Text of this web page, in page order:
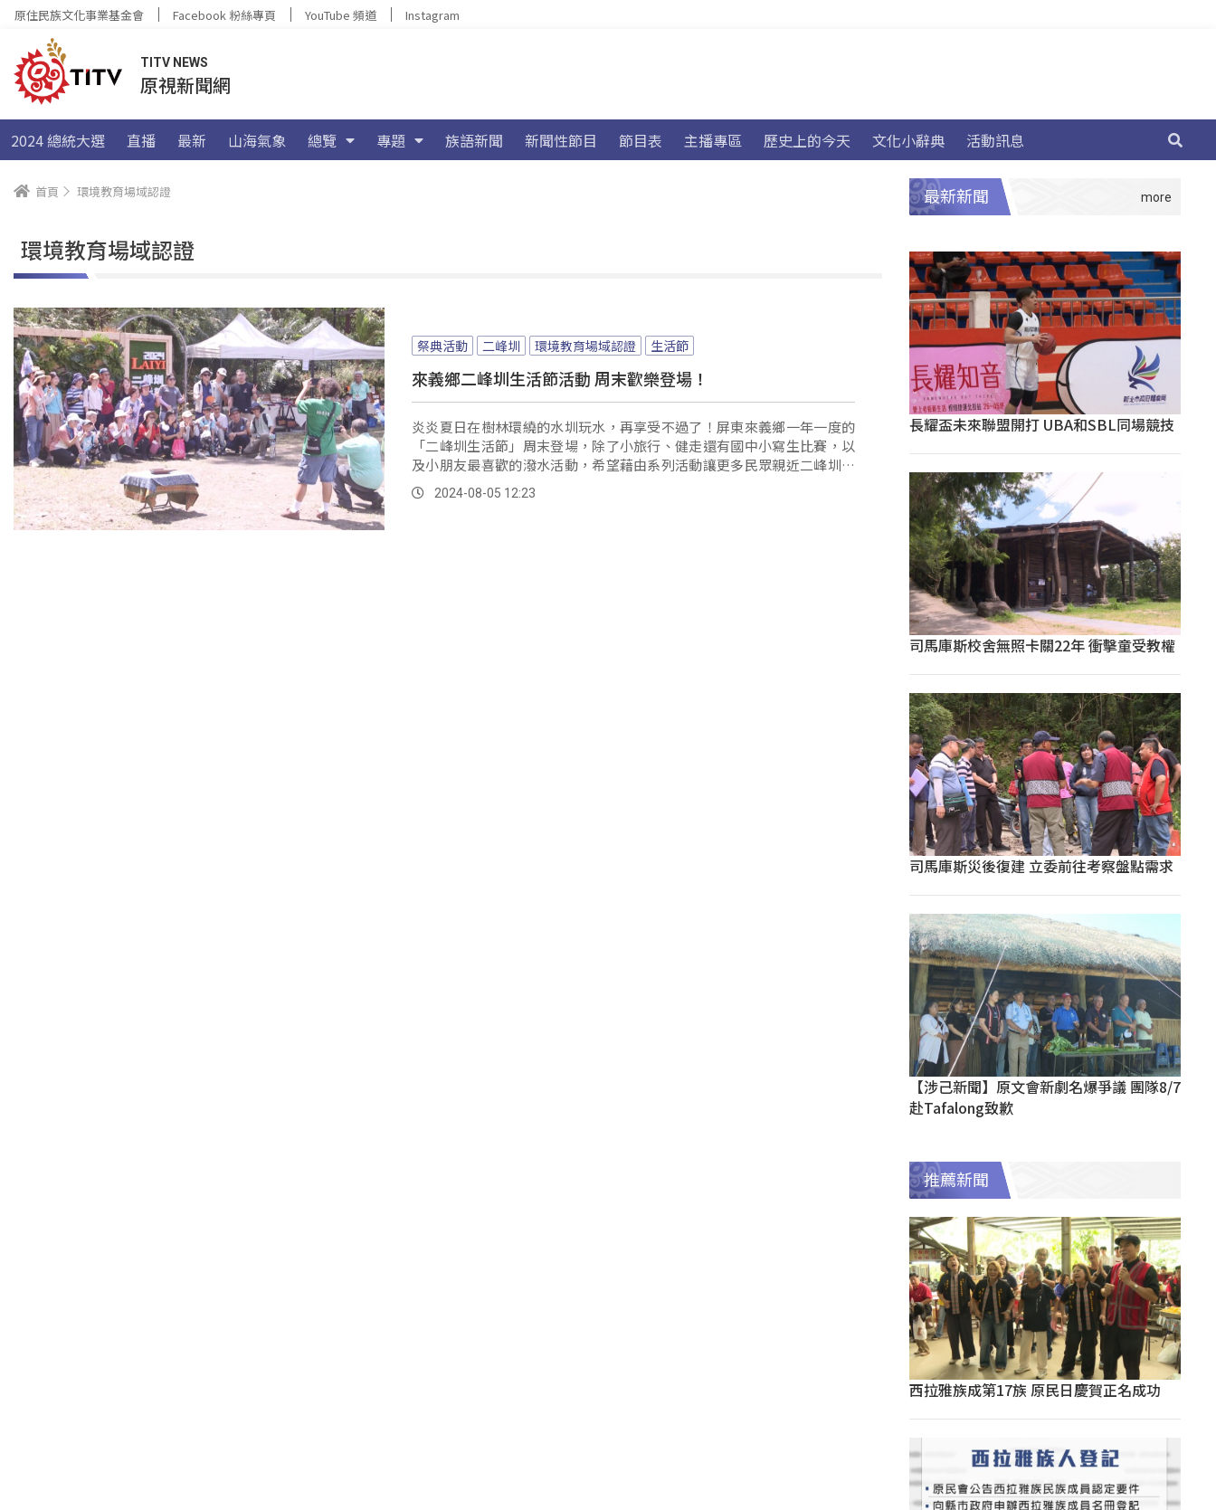
原住民族文化事業基金會 Facebook 粉絲專頁 YouTube 頻道 Instagram
TITV NEWS
原視新聞網
2024 總統大選 直播 最新 山海氣象 總覽 專題 族語新聞 新聞性節目 節目表 主播專區 歷史上的今天 文化小辭典 活動訊息
首頁 環境教育場域認證
環境教育場域認證
祭典活動 二峰圳 環境教育場域認證 生活節
來義鄉二峰圳生活節活動 周末歡樂登場！
炎炎夏日在樹林環繞的水圳玩水，再享受不過了！屏東來義鄉一年一度的
「二峰圳生活節」周末登場，除了小旅行、健走還有國中小寫生比賽，以
及小朋友最喜歡的潑水活動，希望藉由系列活動讓更多民眾親近二峰圳，
並認識它的生態、歷史與文化。
2024-08-05 12:23
最新新聞
長耀盃未來聯盟開打 UBA和SBL同場競技
司馬庫斯校舍無照卡關22年 衝擊童受教權
司馬庫斯災後復建 立委前往考察盤點需求
【涉己新聞】原文會新劇名爆爭議 團隊8/7
赴Tafalong致歉
推薦新聞
西拉雅族成第17族 原民日慶賀正名成功